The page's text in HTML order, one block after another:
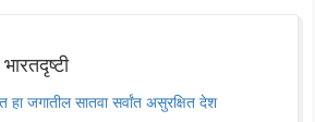
हा जगातील सातवा सर्वांत असुरक्षित देश